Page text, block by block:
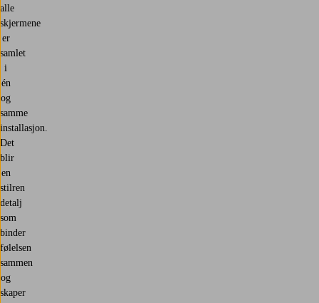
alle
skjermene
er
samlet
i
én
og
samme
installasjon.
Det
blir
en
stilren
detalj
som
binder
følelsen
sammen
og
skaper